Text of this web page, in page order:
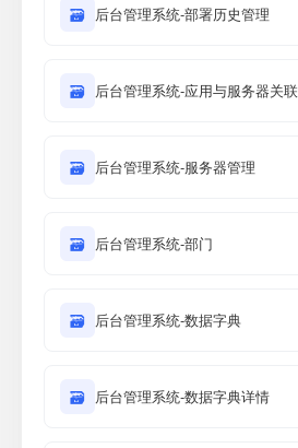
🗃 后台管理系统-部署历史管理
🗃 后台管理系统-应用与服务器关联
🗃 后台管理系统-服务器管理
🗃 后台管理系统-部门
🗃 后台管理系统-数据字典
🗃 后台管理系统-数据字典详情